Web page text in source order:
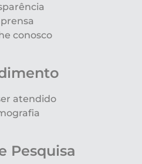
conosco
atendido
Pesquisa